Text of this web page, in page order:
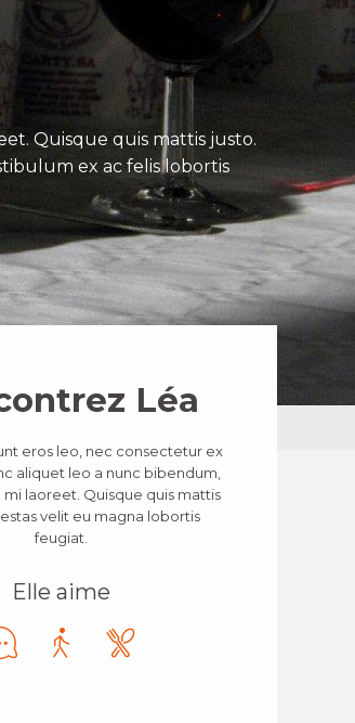
Quisque quis mattis justo.
ex ac felis lobortis
Léa
eros leo, nec consectetur ex
aliquet leo a nunc bibendum,
laoreet. Quisque quis mattis
velit eu magna lobortis
feugiat.
Elle aime